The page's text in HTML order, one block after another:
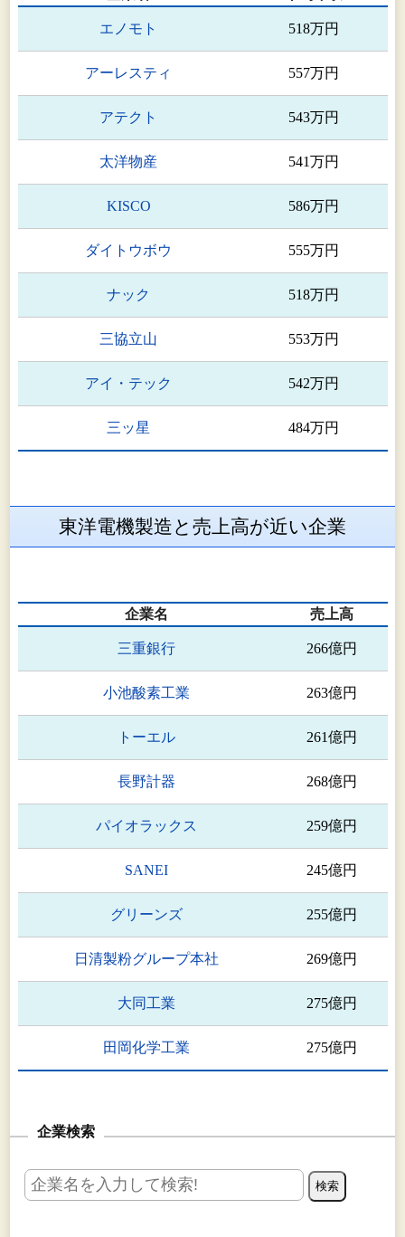
エノモト 518万円
アーレスティ 557万円
アテクト 543万円
太洋物産 541万円
KISCO 586万円
ダイトウボウ 555万円
ナック 518万円
三協立山 553万円
アイ・テック 542万円
三ッ星 484万円
東洋電機製造と売上高が近い企業
企業名 売上高
三重銀行 266億円
小池酸素工業 263億円
トーエル 261億円
長野計器 268億円
パイオラックス 259億円
SANEI 245億円
グリーンズ 255億円
日清製粉グループ本社 269億円
大同工業 275億円
田岡化学工業 275億円
企業検索